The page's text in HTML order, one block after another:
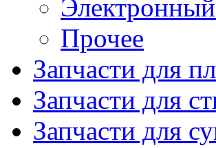
Прочее
Запчасти для
Запчасти для
Запчасти для